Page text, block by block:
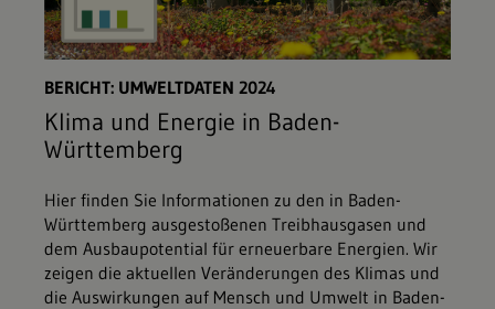
BERICHT: UMWELTDATEN 2024
Klima und Energie in Baden-
Württemberg
Hier finden Sie Informationen zu den in Baden-
Württemberg ausgestoßenen Treibhausgasen und
dem Ausbaupotential für erneuerbare Energien. Wir
zeigen die aktuellen Veränderungen des Klimas und
die Auswirkungen auf Mensch und Umwelt in Baden-